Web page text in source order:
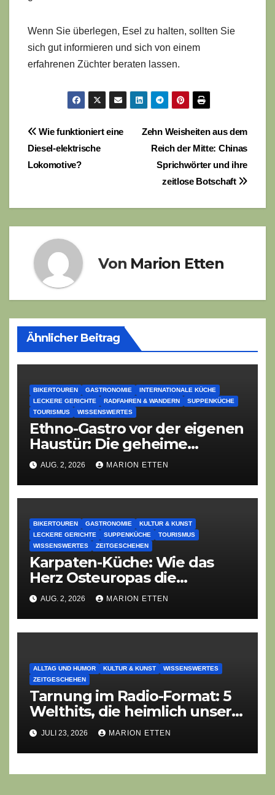
Wenn Sie überlegen, Esel zu halten, sollten Sie
sich gut informieren und sich von einem
erfahrenen Züchter beraten lassen.
Beitragsnavigation
Zehn Weisheiten aus dem
Reich der Mitte: Chinas
Sprichwörter und ihre
zeitlose Botschaft
Wie funktioniert eine
Diesel-elektrische
Lokomotive?
Von Marion Etten
Ähnlicher Beitrag
BIKERTOUREN GASTRONOMIE
INTERNATIONALE KÜCHE
LECKERE GERICHTE
RADFAHREN & WANDERN
SUPPENKÜCHE
TOURISMUS
WISSENSWERTES
Ethno-Gastro vor der eigenen
Haustür: Die geheime
kulinarische DNA des
Gasthofs „Zur Eiche“
AUG. 2, 2026 MARION ETTEN
BIKERTOUREN GASTRONOMIE
KULTUR & KUNST
LECKERE GERICHTE
SUPPENKÜCHE
TOURISMUS
WISSENSWERTES
ZEITGESCHEHEN
Karpaten-Küche: Wie das
Herz Osteuropas die
moderne Ethno-Gastronomie
erobert
AUG. 2, 2026 MARION ETTEN
ALLTAG UND HUMOR KULTUR & KUNST
WISSENSWERTES
ZEITGESCHEHEN
Tarnung im Radio-Format: 5
Welthits, die heimlich unser
System demontieren
JULI 23, 2026 MARION ETTEN